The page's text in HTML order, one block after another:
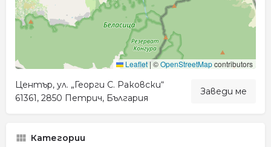
Leaflet | ©OpenStreetMapcontributors
Център, ул. „Георги С. Раковски“
61361, 2850 Петрич, България
Заведи ме
Категории